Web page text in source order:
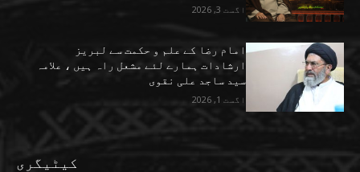
اگست 3, 2026
امام رضا کے علم و حکمت سے لبریز
ارشادات ہمارے لئے مشعل راہ ہیں ، علامہ
سید ساجد علی نقوی
اگست 1, 2026
کیٹیگری